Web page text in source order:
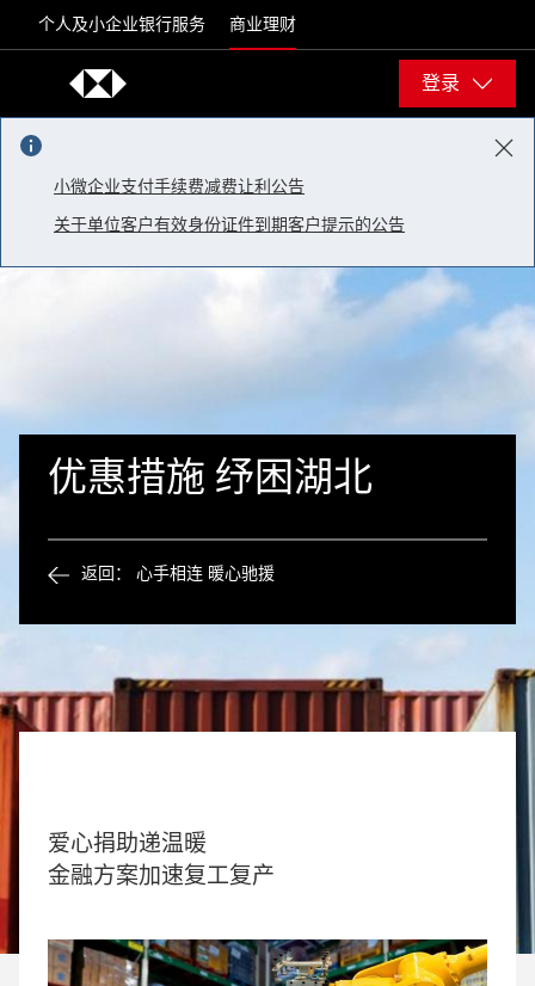
个人及小企业银行服务 商业理财
登录
小微企业支付手续费减费让利公告
关于单位客户有效身份证件到期客户提示的公告
优惠措施 纾困湖北
返回： 心手相连 暖心驰援
爱心捐助递温暖
金融方案加速复工复产